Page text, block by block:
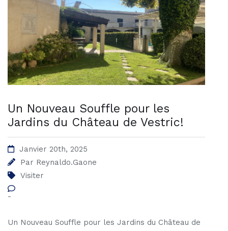
Un Nouveau Souffle pour les
Jardins du Château de Vestric!
Janvier 20th, 2025
Par Reynaldo.gaone
Visiter
-
Un Nouveau Souffle pour les Jardins du Château de